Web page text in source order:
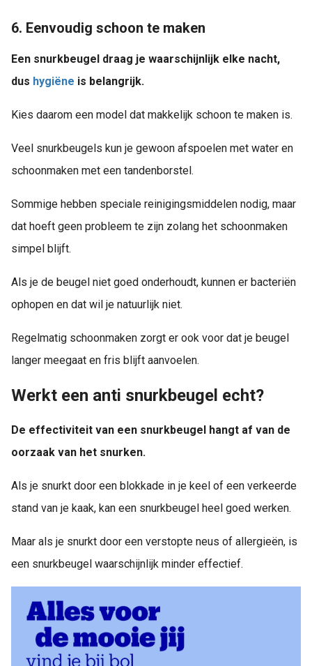
6. Eenvoudig schoon te maken
Een snurkbeugel draag je waarschijnlijk elke nacht,
dus hygiëne is belangrijk.
Kies daarom een model dat makkelijk schoon te maken is.
Veel snurkbeugels kun je gewoon afspoelen met water en
schoonmaken met een tandenborstel.
Sommige hebben speciale reinigingsmiddelen nodig, maar
dat hoeft geen probleem te zijn zolang het schoonmaken
simpel blijft.
Als je de beugel niet goed onderhoudt, kunnen er bacteriën
ophopen en dat wil je natuurlijk niet.
Regelmatig schoonmaken zorgt er ook voor dat je beugel
langer meegaat en fris blijft aanvoelen.
Werkt een anti snurkbeugel echt?
De effectiviteit van een snurkbeugel hangt af van de
oorzaak van het snurken.
Als je snurkt door een blokkade in je keel of een verkeerde
stand van je kaak, kan een snurkbeugel heel goed werken.
Maar als je snurkt door een verstopte neus of allergieën, is
een snurkbeugel waarschijnlijk minder effectief.